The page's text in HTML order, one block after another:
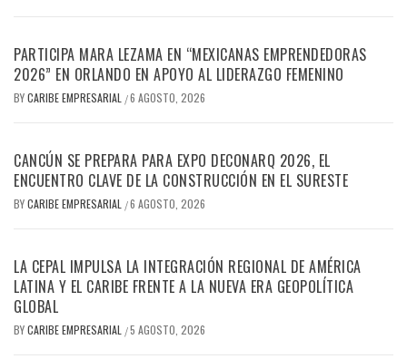
PARTICIPA MARA LEZAMA EN “MEXICANAS EMPRENDEDORAS
2026” EN ORLANDO EN APOYO AL LIDERAZGO FEMENINO
BYCARIBE EMPRESARIAL /6 AGOSTO, 2026
CANCÚN SE PREPARA PARA EXPO DECONARQ 2026, EL
ENCUENTRO CLAVE DE LA CONSTRUCCIÓN EN EL SURESTE
BYCARIBE EMPRESARIAL /6 AGOSTO, 2026
LA CEPAL IMPULSA LA INTEGRACIÓN REGIONAL DE AMÉRICA
LATINA Y EL CARIBE FRENTE A LA NUEVA ERA GEOPOLÍTICA
GLOBAL
BYCARIBE EMPRESARIAL /5 AGOSTO, 2026